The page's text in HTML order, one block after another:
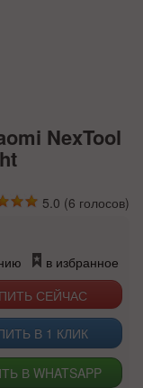
NexTool
5.0 (6 голосов)
в избранное
В 1 КЛИК
В WHATSAPP